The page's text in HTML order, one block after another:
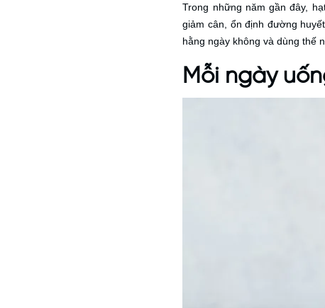
Trong những năm gần đây,
giảm cân, ổn định đường
hằng ngày không và dùng thế
Mỗi ngày